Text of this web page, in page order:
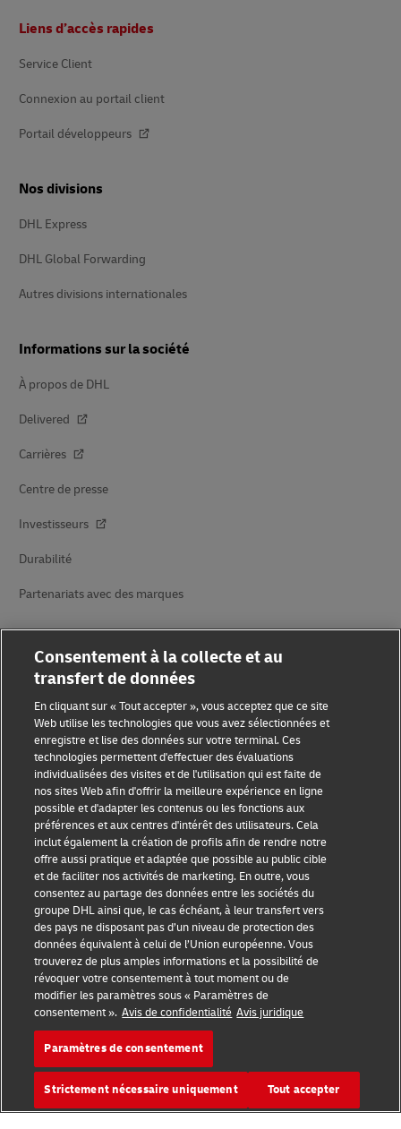
de
Liens d’accès rapides
Service Client
Connexion au portail client
Portail développeurs
Nos divisions
DHL Express
DHL Global Forwarding
Autres divisions internationales
Informations sur la société
À propos de DHL
Delivered
Carrières
Centre de presse
Investisseurs
Durabilité
Partenariats avec des marques
Sensibilisation à la fraude
Mention légale
Conditions d’utilisation
Avis de confidentialité
Informations complémentaires
Paramètres des cookies
Suivez-nous
2026 © - all rights reserved
Consentement à la collecte et au
transfert de données
En cliquant sur « Tout accepter », vous acceptez que ce site
Web utilise les technologies que vous avez sélectionnées et
enregistre et lise des données sur votre terminal. Ces
technologies permettent d'effectuer des évaluations
individualisées des visites et de l'utilisation qui est faite de
nos sites Web afin d'offrir la meilleure expérience en ligne
possible et d'adapter les contenus ou les fonctions aux
préférences et aux centres d'intérêt des utilisateurs. Cela
inclut également la création de profils afin de rendre notre
offre aussi pratique et adaptée que possible au public cible
et de faciliter nos activités de marketing. En outre, vous
consentez au partage des données entre les sociétés du
groupe DHL ainsi que, le cas échéant, à leur transfert vers
des pays ne disposant pas d’un niveau de protection des
données équivalent à celui de l’Union européenne. Vous
trouverez de plus amples informations et la possibilité de
révoquer votre consentement à tout moment ou de
modifier les paramètres sous « Paramètres de
consentement ». Avis de confidentialité Avis juridique
Paramètres de consentement
Strictement nécessaire uniquement Tout accepter